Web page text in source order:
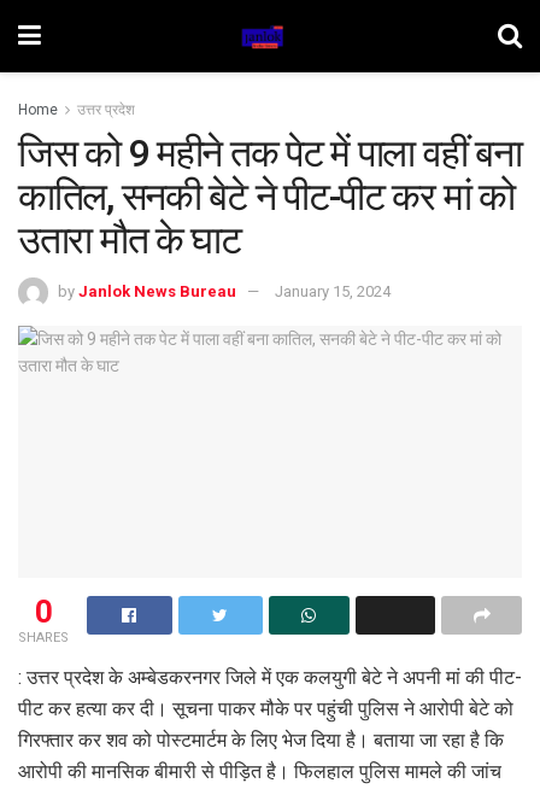
Home उत्तर प्रदेश
जिस को 9 महीने तक पेट में पाला वहीं बना
कातिल, सनकी बेटे ने पीट-पीट कर मां को
उतारा मौत के घाट
by Janlok News Bureau January 15, 2024
0
SHARES
: उत्तर प्रदेश के अम्बेडकरनगर जिले में एक कलयुगी बेटे ने अपनी मां की पीट-
पीट कर हत्या कर दी। सूचना पाकर मौके पर पहुंची पुलिस ने आरोपी बेटे को
गिरफ्तार कर शव को पोस्टमार्टम के लिए भेज दिया है। बताया जा रहा है कि
आरोपी की मानसिक बीमारी से पीड़ित है। फिलहाल पुलिस मामले की जांच